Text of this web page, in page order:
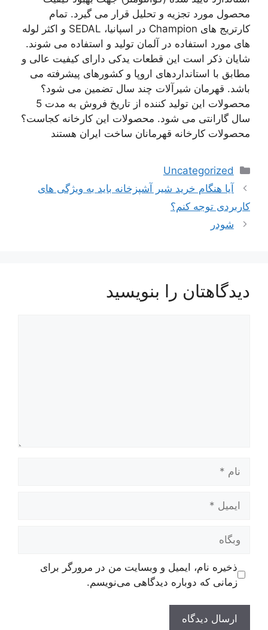
محصول مورد تجزیه و تحلیل قرار می گیرد. تمام
کارتریج های Champion در اسپانیا، SEDAL و اکثر لوله
های مورد استفاده در آلمان تولید و استفاده می شوند.
شایان ذکر است این قطعات یدکی دارای کیفیت عالی و
مطابق با استانداردهای اروپا و کشورهای پیشرفته می
باشد. قهرمان شیرآلات چند سال تضمین می شود؟
محصولات این تولید کننده از تاریخ فروش به مدت 5
سال گارانتی می شود. محصولات این کارخانه کجاست؟
محصولات کارخانه قهرمانان ساخت ایران هستند
دسته‌ها
Uncategorized
آیا هنگام خرید شیر آشپزخانه باید به ویژگی های
کاربردی توجه کنم؟
شودر
دیدگاهتان را بنویسید
وبگاه
ذخیره نام، ایمیل و وبسایت من در مرورگر برای
زمانی که دوباره دیدگاهی می‌نویسم.